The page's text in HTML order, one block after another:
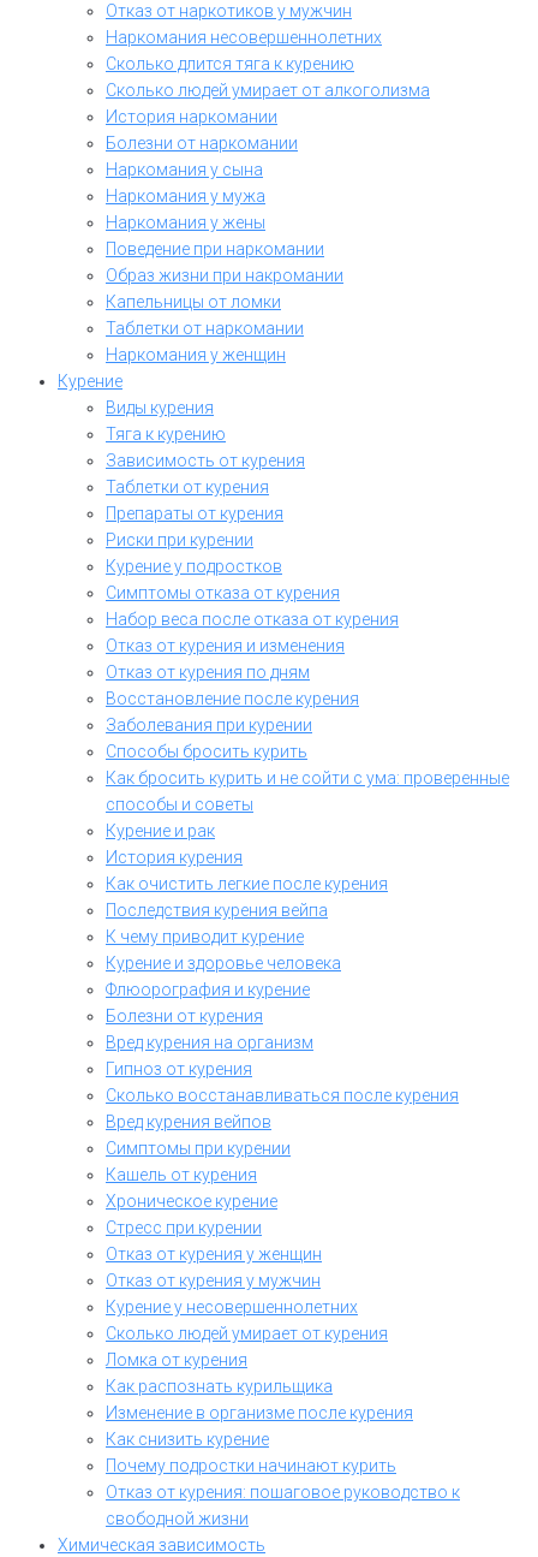
Отказ от наркотиков у мужчин
Наркомания несовершеннолетних
Сколько длится тяга к курению
Сколько людей умирает от алкоголизма
История наркомании
Болезни от наркомании
Наркомания у сына
Наркомания у мужа
Наркомания у жены
Поведение при наркомании
Образ жизни при накромании
Капельницы от ломки
Таблетки от наркомании
Наркомания у женщин
Курение
Виды курения
Тяга к курению
Зависимость от курения
Таблетки от курения
Препараты от курения
Риски при курении
Курение у подростков
Симптомы отказа от курения
Набор веса после отказа от курения
Отказ от курения и изменения
Отказ от курения по дням
Восстановление после курения
Заболевания при курении
Способы бросить курить
Как бросить курить и не сойти с ума: проверенные
способы и советы
Курение и рак
История курения
Как очистить легкие после курения
Последствия курения вейпа
К чему приводит курение
Курение и здоровье человека
Флюорография и курение
Болезни от курения
Вред курения на организм
Гипноз от курения
Сколько восстанавливаться после курения
Вред курения вейпов
Симптомы при курении
Кашель от курения
Хроническое курение
Стресс при курении
Отказ от курения у женщин
Отказ от курения у мужчин
Курение у несовершеннолетних
Сколько людей умирает от курения
Ломка от курения
Как распознать курильщика
Изменение в организме после курения
Как снизить курение
Почему подростки начинают курить
Отказ от курения: пошаговое руководство к
свободной жизни
Химическая зависимость